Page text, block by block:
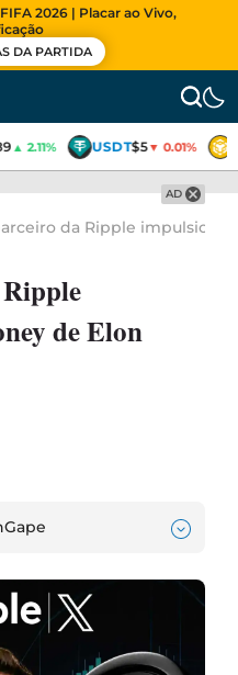
2026 | Placar ao Vivo,
DA PARTIDA
▲ 2.11% USDT$5▼ 0.01%
AD
da Ripple impulsiona
de Elon